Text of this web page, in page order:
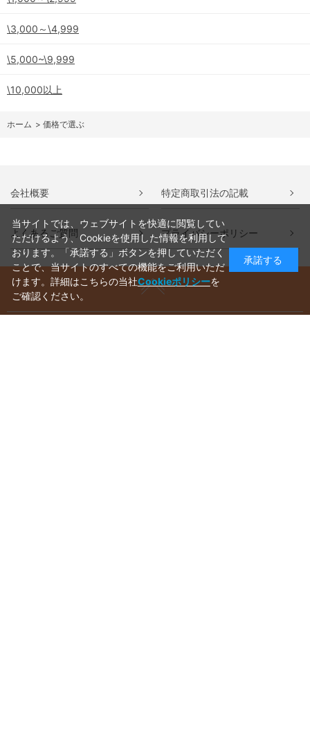
\3,000～\4,999
\5,000~\9,999
\10,000以上
ホーム > 価格で選ぶ
会社概要 特定商取引法の記載
よくあるご質問 プライバシーポリシー
当サイトでは、ウェブサイトを快適に閲覧してい
ただけるよう、Cookieを使用した情報を利用して
おります。「承諾する」ボタンを押していただく
ことで、当サイトのすべての機能をご利用いただ
けます。詳細はこちらの当社Cookieポリシーを
ご確認ください。
承諾する